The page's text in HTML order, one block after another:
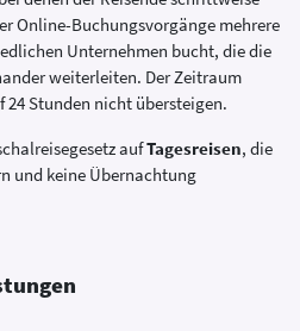
Online-Buchungsvorgänge mehrere
Unternehmen bucht, die die
weiterleiten. Der Zeitraum
Stunden nicht übersteigen.
aufTagesreisen, die
und keine Übernachtung